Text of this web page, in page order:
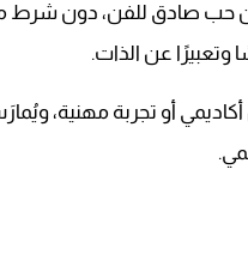
من حب صادق للفن، دون شرط
وتعبيرًا عن الذات.
أكاديمي أو تجربة مهنية،